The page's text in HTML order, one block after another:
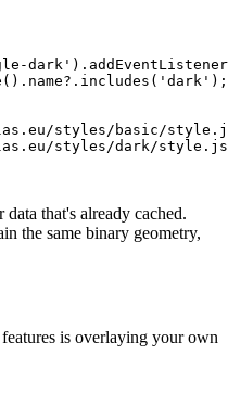
dark' ). addEventListener
(). name?. includes ( 'dark' );
styles/basic/
styles/dark/
that's already cached.
the same binary geometry,
is overlaying your own